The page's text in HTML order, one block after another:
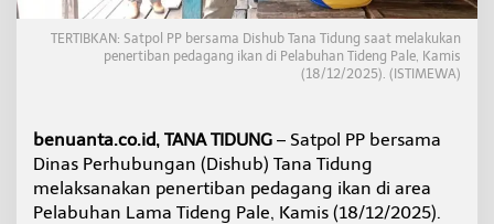
b
a
n
n
j
u
a
l
TERTIBKAN: Satpol PP bersama Dishub Tana Tidung saat melakukan
penertiban pedagang ikan di Pelabuhan Tideng Pale, Kamis
(18/12/2025). (ISTIMEWA)
benuanta.co.id, TANA TIDUNG – Satpol PP bersama
Dinas Perhubungan (Dishub) Tana Tidung
melaksanakan penertiban pedagang ikan di area
Pelabuhan Lama Tideng Pale, Kamis (18/12/2025).